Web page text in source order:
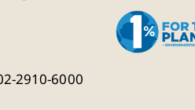
2910-6000